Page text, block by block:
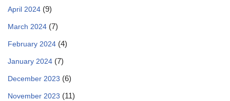
April 2024 (9)
March 2024 (7)
February 2024 (4)
January 2024 (7)
December 2023 (6)
November 2023 (11)